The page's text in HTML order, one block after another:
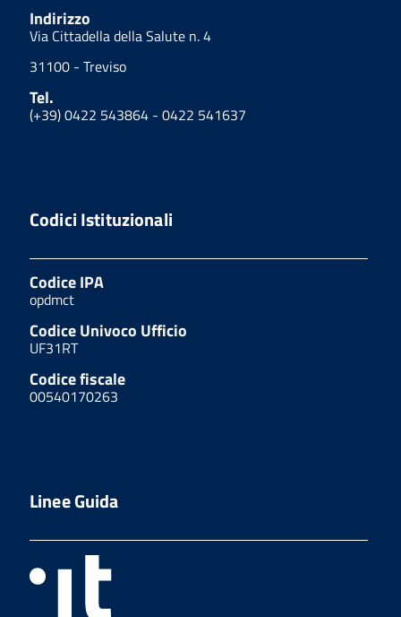
Indirizzo
Via Cittadella della Salute n. 4
31100 - Treviso
Tel.
(+39) 0422 543864 - 0422 541637
Codici Istituzionali
Codice IPA
opdmct
Codice Univoco Ufficio
UF31RT
Codice fiscale
00540170263
Linee Guida